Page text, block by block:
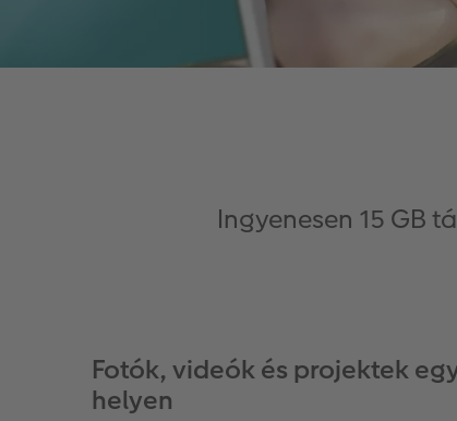
Ingyenesen 15 GB
Fotók, videók és projektek
helyen